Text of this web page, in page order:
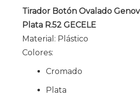
Tirador Botón Ovalado
Plata R.52 GECELE
Material: Plástico
Colores:
Cromado
Plata